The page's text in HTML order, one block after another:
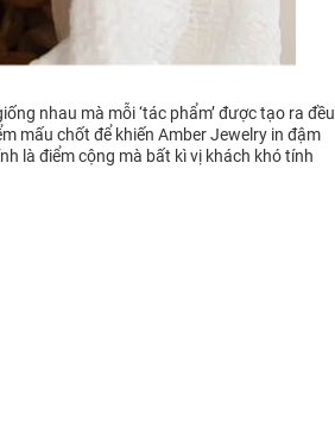
nhau mà mỗi ‘tác phẩm’ được tạo ra đều
mấu chốt để khiến Amber Jewelry in đậm
là điểm cộng mà bất kì vị khách khó tính